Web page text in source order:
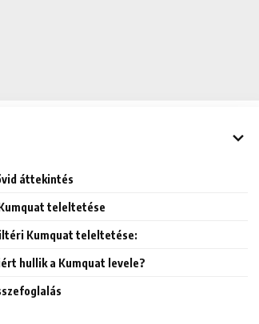
áttekintés
teleltetése
Kumquat teleltetése:
hullik a Kumquat levele?